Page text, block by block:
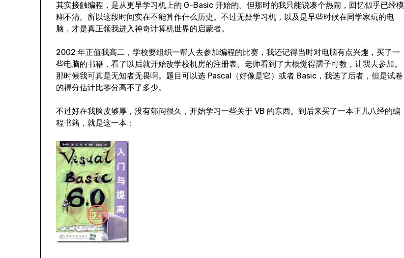
其实接触编程，是从更早学习机上的 G-Basic 开始的。但那时的我只能说凑个热闹，回忆似乎已经模
糊不清。所以这段时间实在不能算作什么历史。不过无疑学习机，以及是早些时候在同学家玩的电
脑，才是真正领我进入神奇计算机世界的启蒙者。
2002 年正值我高二，学校要组织一帮人去参加编程的比赛，我还记得当时对电脑有点兴趣，买了一
些电脑的书籍，看了以后就开始改学校机房的注册表。老师看到了大概觉得孺子可教，让我去参加。
那时候我可真是无知者无畏啊。题目可以选 Pascal（好像是它）或者 Basic，我选了后者，但是试卷
的得分估计比零分高不了多少。
不过好在我脸皮够厚，没有郁闷很久，开始学习一些关于 VB 的东西。到后来买了一本正儿八经的编
程书籍，就是这一本：